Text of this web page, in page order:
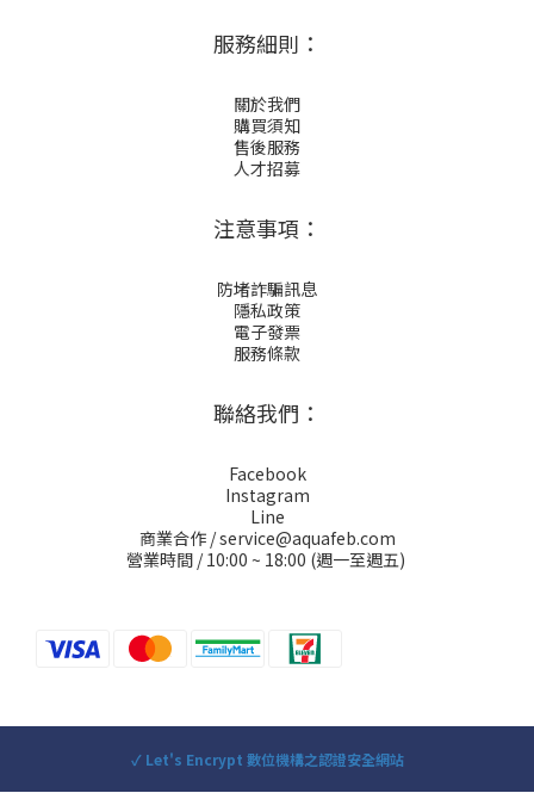
服務細則：
關於我們
購買須知
售後服務
人才招募
注意事項：
防堵詐騙訊息
隱私政策
電子發票
服務條款
聯絡我們：
Facebook
Instagram
Line
商業合作 / service@aquafeb.com
營業時間 / 10:00 ~ 18:00 (週一至週五)
✓ Let's Encrypt 數位機構之認證安全網站